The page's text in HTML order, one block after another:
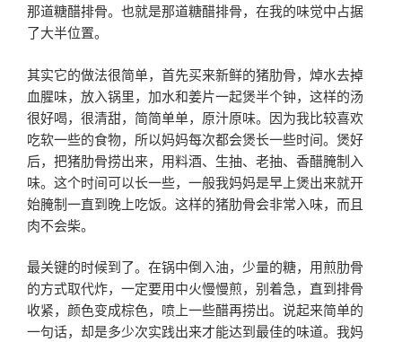
那道糖醋排骨。也就是那道糖醋排骨，在我的味觉中占据
了大半位置。
其实它的做法很简单，首先买来新鲜的猪肋骨，焯水去掉
血腥味，放入锅里，加水和姜片一起煲半个钟，这样的汤
很好喝，很清甜，简简单单，原汁原味。因为我比较喜欢
吃软一些的食物，所以妈妈每次都会煲长一些时间。煲好
后，把猪肋骨捞出来，用料酒、生抽、老抽、香醋腌制入
味。这个时间可以长一些，一般我妈妈是早上煲出来就开
始腌制一直到晚上吃饭。这样的猪肋骨会非常入味，而且
肉不会柴。
最关键的时候到了。在锅中倒入油，少量的糖，用煎肋骨
的方式取代炸，一定要用中火慢慢煎，别着急，直到排骨
收紧，颜色变成棕色，喷上一些醋再捞出。说起来简单的
一句话，却是多少次实践出来才能达到最佳的味道。我妈